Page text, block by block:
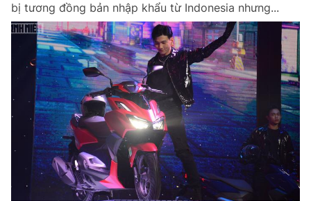
bị tương đồng bản nhập khẩu từ Indonesia nhưng...